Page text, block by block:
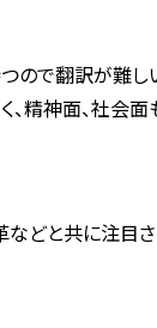
で翻訳が難しい
、精神面、社会
などと共に注目